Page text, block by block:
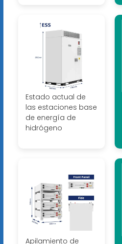
Estado actual de
las estaciones base
de energía de
hidrógeno
Apilamiento de